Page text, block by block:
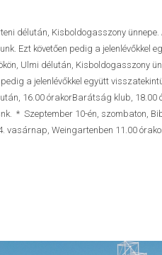
délután, Kisboldogasszony ünnepe.
Ezt követően pedig a jelenlévőkkel
Ulmi délután, Kisboldogasszony
a jelenlévőkkel együtt
16.00 órakorBarátság klub, 18.00
* Szeptember 10-én, szombaton,
vasárnap, Weingartenben 11.00